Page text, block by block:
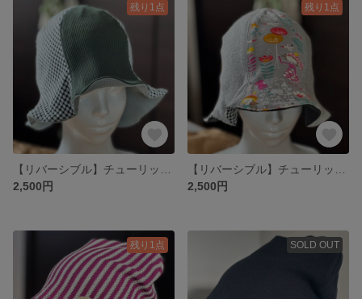
残り1点
2,500円
残り1点
2,500円
残り1点 SOLD OUT